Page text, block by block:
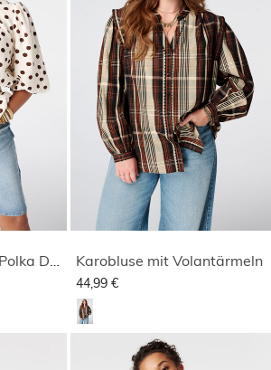
Taillierte Bluse mit Polka Dot Muster Karobluse mit Volantärmeln
44,99 €